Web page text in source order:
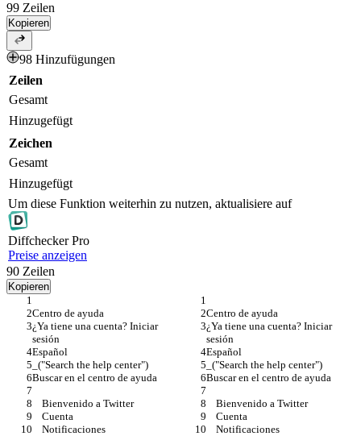
99 Zeilen
Kopieren
98 Hinzufügungen
Zeilen
Gesamt
Hinzugefügt
Zeichen
Gesamt
Hinzugefügt
Um diese Funktion weiterhin zu nutzen, aktualisiere auf
DiffcheckerPro
Preise anzeigen
90 Zeilen
Kopieren
¿Ya tiene una cuenta? Iniciar
¿Ya tiene una cuenta? Iniciar